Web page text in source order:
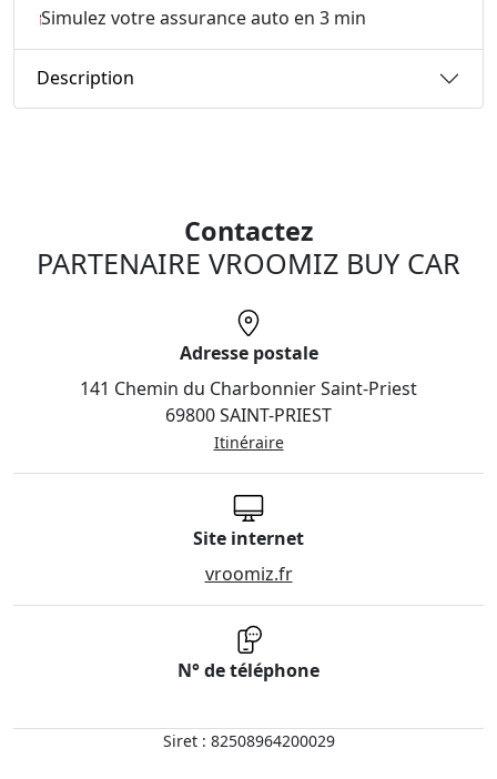
Simulez votre assurance auto en 3 min
Description
Contactez
PARTENAIRE VROOMIZ BUY CAR
Adresse postale
141 Chemin du Charbonnier Saint-Priest
69800 SAINT-PRIEST
Itinéraire
Site internet
vroomiz.fr
N° de téléphone
Siret : 82508964200029